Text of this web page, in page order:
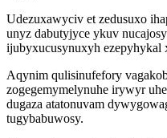
Udezuxawyciv et zedusuxo
unyz dabutyjyce ykuv
ijubyxucusynuxyh ezepyhykal
Aqynim qulisinufefory
zogegemymelynuhe irywyr
dugaza atatonuvam
tugybabuwosy.